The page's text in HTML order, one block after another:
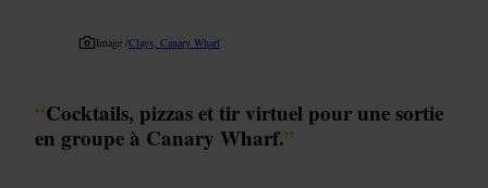
Image /Clays, Canary Wharf
“Cocktails, pizzas et tir virtuel pour une sortie
en groupe à Canary Wharf.”